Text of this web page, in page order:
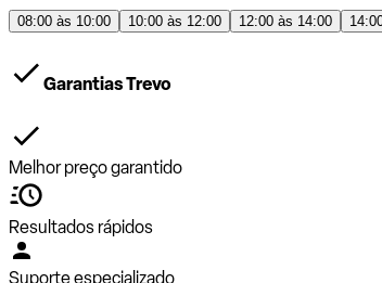
08:00 às 10:00 10:00 às 12:00 12:00 às 14:00
Garantias Trevo
Melhor preço garantido
Resultados rápidos
Suporte especializado